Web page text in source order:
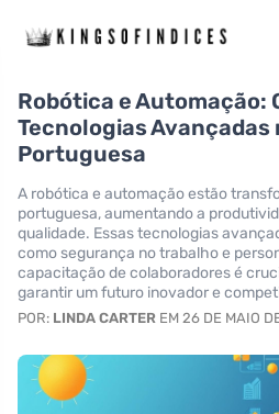
Robótica e Automação:
Tecnologias
Portuguesa
A robótica e automação estão
portuguesa, aumentando a
qualidade. Essas tecnologias
como segurança no trabalho e
capacitação de colaboradores é
garantir um futuro inovador e
POR: LINDA CARTER EM 26 DE MAIO